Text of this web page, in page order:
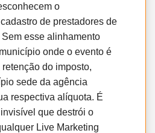
o
de prestadores de
esse alinhamento
onde o evento é
do imposto,
sede da agência
respectiva alíquota. É
que destrói o
Live Marketing